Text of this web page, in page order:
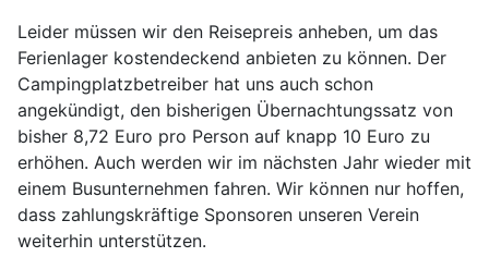
Leider müssen wir den Reisepreis anheben, um das
Ferienlager kostendeckend anbieten zu können. Der
Campingplatzbetreiber hat uns auch schon
angekündigt, den bisherigen Übernachtungssatz von
bisher 8,72 Euro pro Person auf knapp 10 Euro zu
erhöhen. Auch werden wir im nächsten Jahr wieder mit
einem Busunternehmen fahren. Wir können nur hoffen,
dass zahlungskräftige Sponsoren unseren Verein
weiterhin unterstützen.